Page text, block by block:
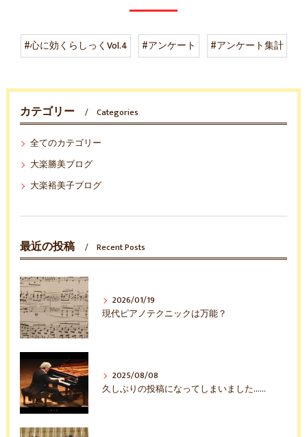
#心に効くらしっくVol.4 #アンケート #アンケート集計
カテゴリー Categories
全てのカテゴリー
大楽勝美ブログ
大楽裕美子ブログ
最近の投稿 Recent Posts
2026/01/19
現代ピアノテクニックは万能？
2025/08/08
久しぶりの投稿になってしまいました……